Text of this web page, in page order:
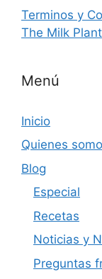
Terminos y
The Milk Plant
Menú
Inicio
Quienes
Blog
Especial
Recetas
Noticias y
Preguntas